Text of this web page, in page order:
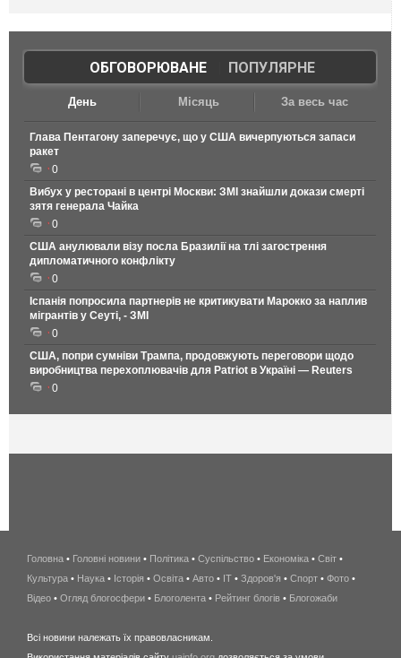
ОБГОВОРЮВАНЕ| ПОПУЛЯРНЕ
День Місяць За весь час
Глава Пентагону заперечує, що у США вичерпуються запаси
ракет
0
Вибух у ресторані в центрі Москви: ЗМІ знайшли докази смерті
зятя генерала Чайка
0
США анулювали візу посла Бразилії на тлі загострення
дипломатичного конфлікту
0
Іспанія попросила партнерів не критикувати Марокко за наплив
мігрантів у Сеуті, - ЗМІ
0
США, попри сумніви Трампа, продовжують переговори щодо
виробництва перехоплювачів для Patriot в Україні — Reuters
0
беспроводной
интернет
киев
Головна • Головні новини • Політика • Суспільство • Економіка • Світ •
Культура • Наука • Історія • Освіта • Авто • IT • Здоров'я • Спорт • Фото •
Відео • Огляд блогосфери • Блоголента • Рейтинг блогів • Блогожаби
Всі новини належать їх правовласникам.